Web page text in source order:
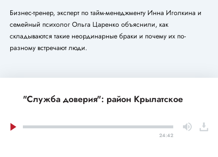
Бизнес-тренер, эксперт по тайм-менеджменту Инна Иголкина и
семейный психолог Ольга Царенко объяснили, как
складываются такие неординарные браки и почему их по-
разному встречают люди.
"Служба доверия": район Крылатское
24:42